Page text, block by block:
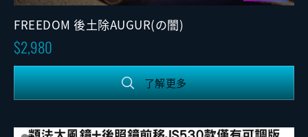
FREEDOM 後土除AUGUR(の闇)
2,980
了解更多